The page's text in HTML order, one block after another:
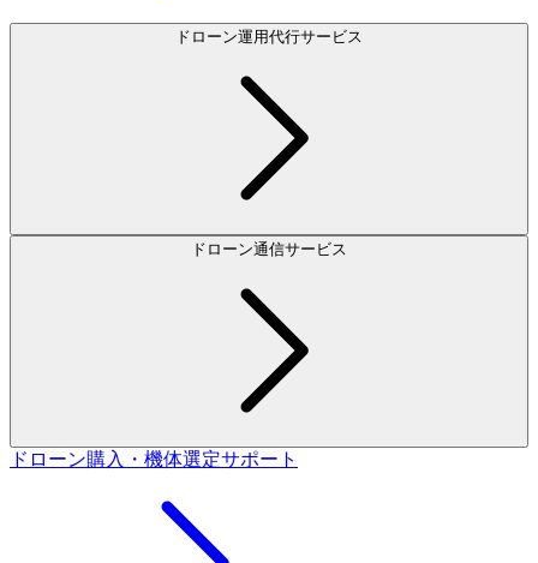
ドローン運用代行サービス
ドローン通信サービス
ドローン購入・機体選定サポート